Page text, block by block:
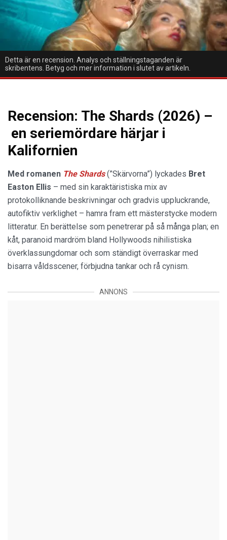
Detta är en recension. Analys och ställningstaganden är
skribentens. Betyg och mer information i slutet av artikeln.
Recension: The Shards (2026) –
en seriemördare härjar i
Kalifornien
Med romanen The Shards(”Skärvorna”) lyckades Bret
Easton Ellis – med sin karaktäristiska mix av
protokolliknande beskrivningar och gradvis uppluckrande,
autofiktiv verklighet – hamra fram ett mästerstycke modern
litteratur. En berättelse som penetrerar på så många plan; en
kåt, paranoid mardröm bland Hollywoods nihilistiska
överklassungdomar och som ständigt överraskar med
bisarra våldsscener, förbjudna tankar och rå cynism.
ANNONS